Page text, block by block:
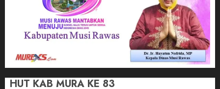
HUT KAB MURA KE 83